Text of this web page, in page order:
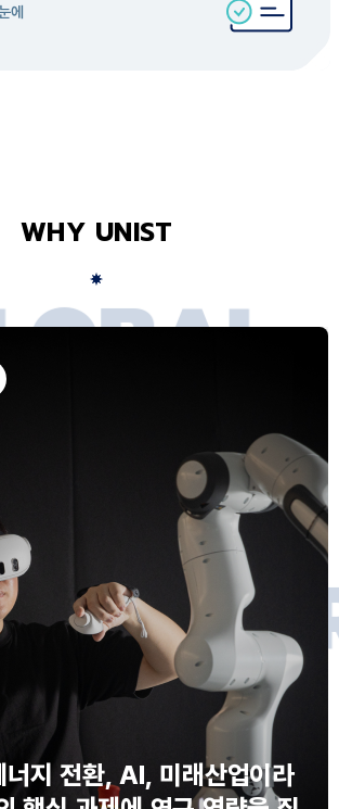
에
WHY UNIST
OBAL
S
R
TU RE
VATO
S
지 전환, AI, 미래산업이라